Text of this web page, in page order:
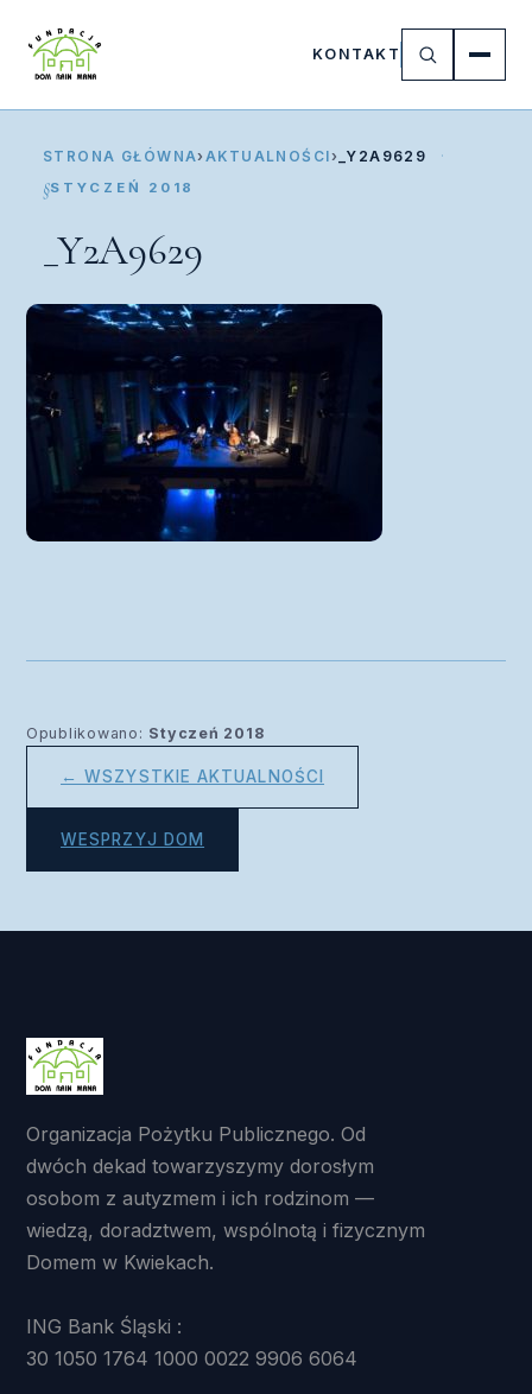
KONTAKT
STRONA GŁÓWNA› AKTUALNOŚCI ›
_Y2A9629
STYCZEŃ 2018
_Y2A9629
Opublikowano: Styczeń 2018
← WSZYSTKIE AKTUALNOŚCI
WESPRZYJ DOM
Organizacja Pożytku Publicznego. Od
dwóch dekad towarzyszymy dorosłym
osobom z autyzmem i ich rodzinom —
wiedzą, doradztwem, wspólnotą i fizycznym
Domem w Kwiekach.
ING Bank Śląski :
30 1050 1764 1000 0022 9906 6064